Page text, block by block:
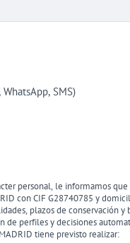
SMS)
personal, le informamos que
con CIF G28740785 y
plazos de conservación y
perfiles y decisiones
tiene previsto realizar: